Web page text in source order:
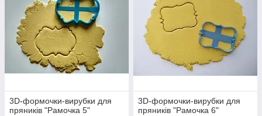
3D-формочки-вирубки для
пряників "Рамочка 5"
3D-формочки-вирубки для
пряників "Рамочка 6"